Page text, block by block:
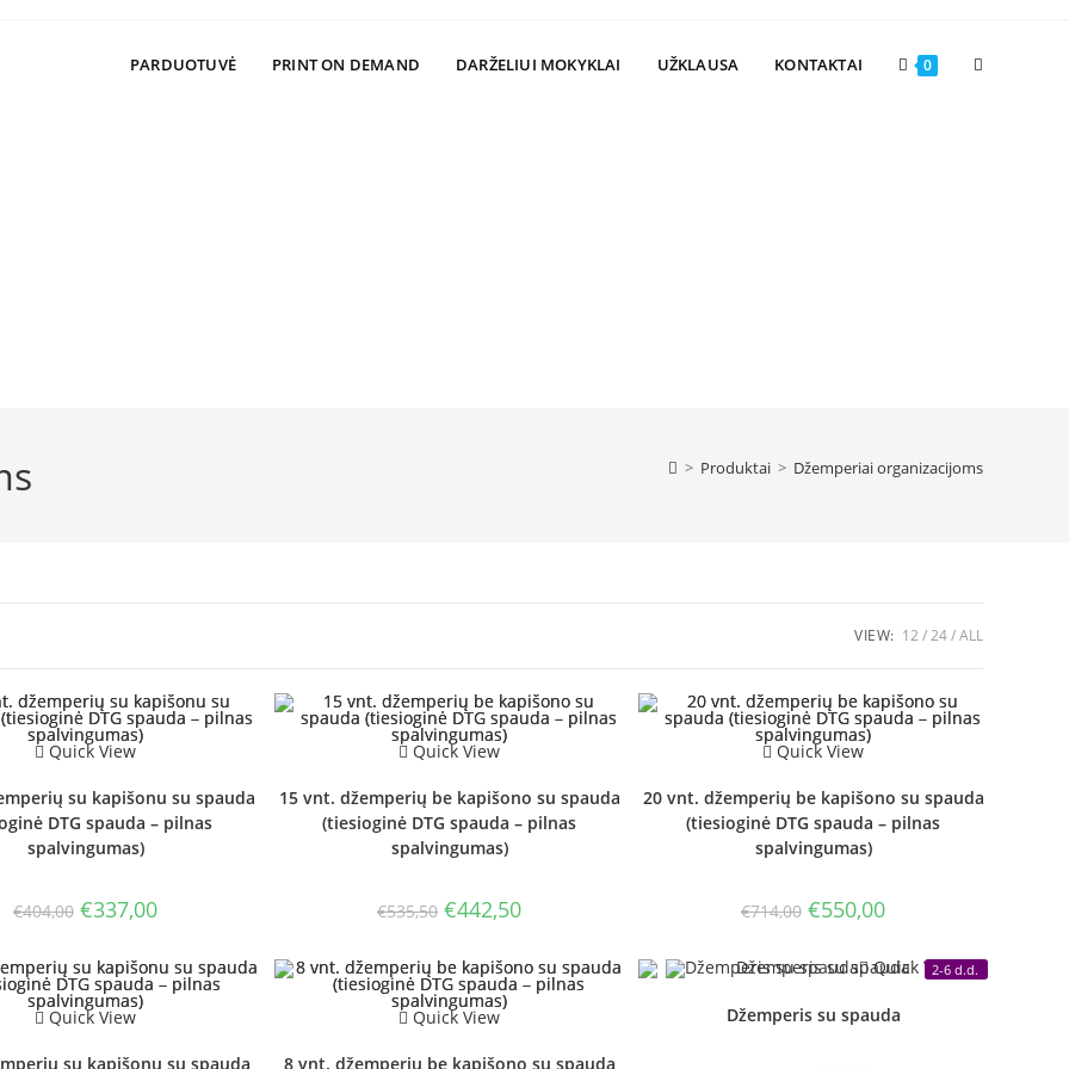
PARDUOTUVĖ PRINT ON DEMAND DARŽELIUI MOKYKLAI UŽKLAUSA KONTAKTAI 0 Toggle
> Produktai > Džemperiai organizacijoms
VIEW: 12 24 ALL
Quick View
su kapišonu su spauda
DTG spauda – pilnas
spalvingumas)
€404,00 Original
price
€404,00.
€337,00Current
Quick View
15 vnt. džemperių be kapišono su spauda
(tiesioginė DTG spauda – pilnas
spalvingumas)
€535,50 Original
price
€535,50.
€442,50Current
Quick View
20 vnt. džemperių be kapišono su spauda
(tiesioginė DTG spauda – pilnas
spalvingumas)
€714,00 Original
price
€714,00.
€550,00Current
€550,00.
Quick View
su kapišonu su spauda
Quick View
8 vnt. džemperių be kapišono su spauda
2-6 d.d.
Quick View
Džemperis su spauda